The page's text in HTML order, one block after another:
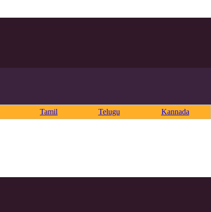
Tamil Telugu Kannada